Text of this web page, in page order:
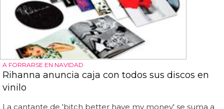
A FORRARSE EN NAVIDAD
Rihanna anuncia caja con todos sus discos en
vinilo
La cantante de 'bitch better have my money' se suma a